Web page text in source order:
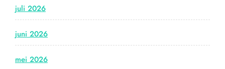
juli 2026
juni 2026
mei 2026